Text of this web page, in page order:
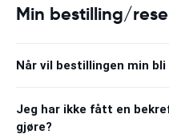
Min bestilling/
Når vil bestillingen min
Jeg har ikke fått en
gjøre?